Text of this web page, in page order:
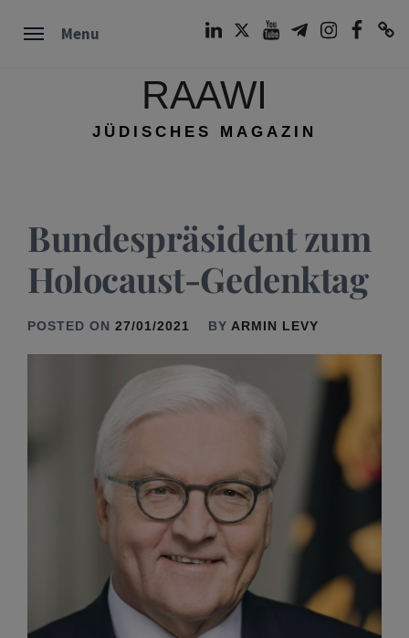
Menu
RAAWI
JÜDISCHES MAGAZIN
Bundespräsident zum
Holocaust-Gedenktag
POSTED ON 27/01/2021 BY ARMIN LEVY